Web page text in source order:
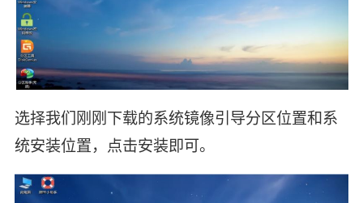
选择我们刚刚下载的系统镜像引导分区位置和系
统安装位置，点击安装即可。